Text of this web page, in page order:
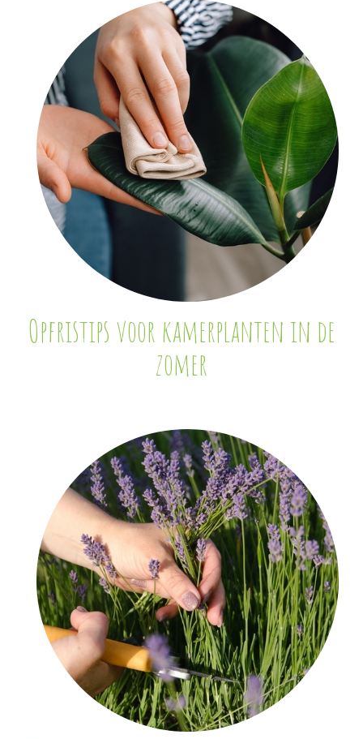
Opfristips voor kamerplanten in de
zomer